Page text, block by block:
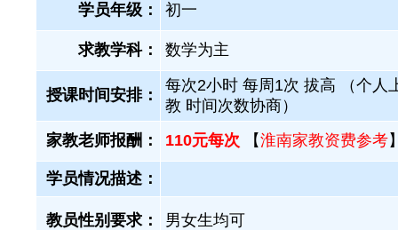
学员年级： 初一
求教学科： 数学为主
授课时间安排：
每次2小时 每周1次 拔高 （个人
教 时间次数协商）
家教老师报酬：
110元每次 【淮南家教资费参考
学员情况描述：
教员性别要求： 男女生均可